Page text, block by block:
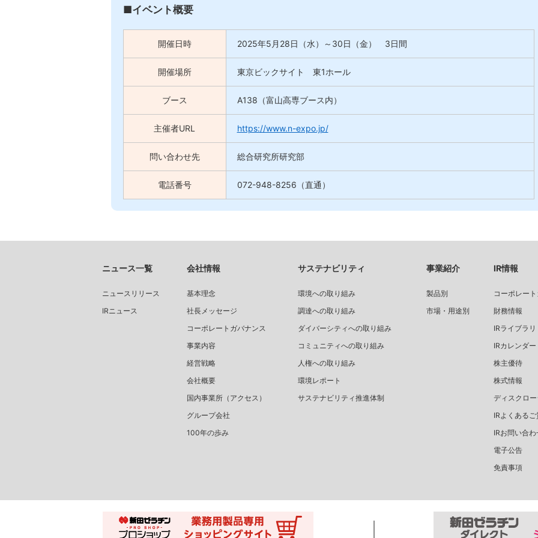
■イベント概要
開催日時 2025年5月28日（水）～30日（金） 3日間
開催場所 東京ビックサイト 東1ホール
ブース A138（富山高専ブース内）
主催者URL https://www.n-expo.jp/
問い合わせ先 総合研究所研究部
電話番号 072-948-8256（直通）
ニュース一覧
ニュースリリース
IRニュース
会社情報
基本理念
社長メッセージ
コーポレートガバナンス
事業内容
経営戦略
会社概要
国内事業所（アクセス）
グループ会社
100年の歩み
サステナビリティ
環境への取り組み
調達への取り組み
ダイバーシティへの取り組み
コミュニティへの取り組み
人権への取り組み
環境レポート
サステナビリティ推進体制
事業紹介
製品別
市場・用途別
IR情報
コーポレー
財務情報
IRライブラリ
IRカレンダー
株主優待
株式情報
ディスクロ
IRよくある
IRお問い合わ
電子公告
免責事項